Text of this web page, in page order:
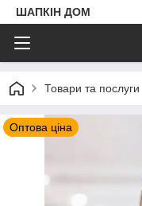
ШАПКIН ДОМ
Товари та послуги
Оптова ціна